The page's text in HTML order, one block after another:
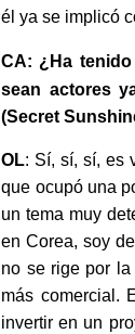
él ya se implicó
CA: ¿Ha
sean actores
(Secret
OL: Sí, sí, sí, es
que ocupó una
un tema muy
en Corea, soy
no se rige por
más comercial.
invertir en un